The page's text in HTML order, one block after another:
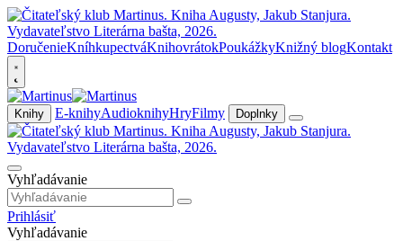
DoručenieKníhkupectváKnihovrátokPoukážkyKnižný blogKontakt
Knihy E-knihyAudioknihyHryFilmy Doplnky
Vyhľadávanie
Prihlásiť
Vyhľadávanie